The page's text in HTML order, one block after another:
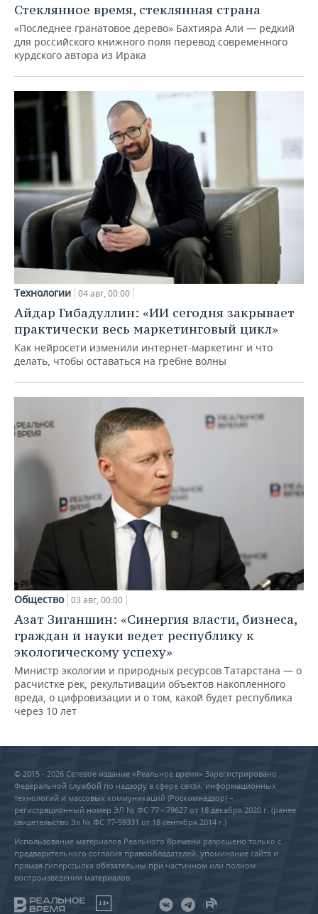
Стеклянное время, стеклянная страна
«Последнее гранатовое дерево» Бахтияра Али — редкий
для российского книжного поля перевод современного
курдского автора из Ирака
Технологии 04 авг, 00:00
Айдар Гибадуллин: «ИИ сегодня закрывает
практически весь маркетинговый цикл»
Как нейросети изменили интернет-маркетинг и что
делать, чтобы оставаться на гребне волны
Общество 03 авг, 00:00
Азат Зиганшин: «Синергия власти, бизнеса,
граждан и науки ведет республику к
экологическому успеху»
Министр экологии и природных ресурсов Татарстана — о
расчистке рек, рекультивации объектов накопленного
вреда, о цифровизации и о том, какой будет республика
через 10 лет
© 2015 - 2026 Сетевое издание «Реальное время» Зарегистрировано
Федеральной службой по надзору в сфере связи, информационных
технологий и массовых коммуникаций (Роскомнадзор) –
регистрационный номер ЭЛ № ФС 77 - 79627 от 18 декабря 2020 г. (ранее
свидетельство Эл № ФС 77-59331 от 18 сентября 2014 г.)
Использование материалов Реального Времени разрешено только с
предварительного согласия правообладателей, упоминание сайта и
прямая гиперссылка обязательны при частичном или полном
воспроизведении материалов.
18+